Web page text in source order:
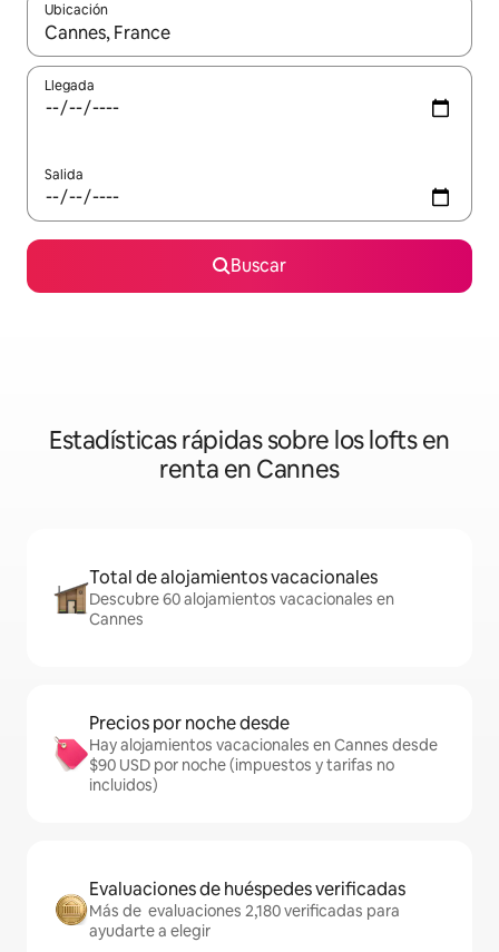
Ubicación
Cuando los resultados estén disponibles, podrás navegar
Llegada
Salida
Buscar
Estadísticas rápidas sobre los lofts en
renta en Cannes
Total de alojamientos vacacionales
Descubre 60 alojamientos vacacionales en
Cannes
Precios por noche desde
Hay alojamientos vacacionales en Cannes desde
$90 USD por noche (impuestos y tarifas no
incluidos)
Evaluaciones de huéspedes verificadas
Más de evaluaciones 2,180 verificadas para
ayudarte a elegir